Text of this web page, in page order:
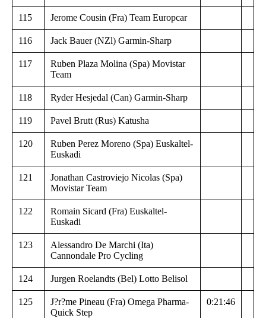
115 Jerome Cousin (Fra) Team Europcar
116 Jack Bauer (NZl) Garmin-Sharp
117
Ruben Plaza Molina (Spa) Movistar
Team
118 Ryder Hesjedal (Can) Garmin-Sharp
119 Pavel Brutt (Rus) Katusha
120
Ruben Perez Moreno (Spa) Euskaltel-
Euskadi
121
Jonathan Castroviejo Nicolas (Spa)
Movistar Team
122
Romain Sicard (Fra) Euskaltel-
Euskadi
123
Alessandro De Marchi (Ita)
Cannondale Pro Cycling
124 Jurgen Roelandts (Bel) Lotto Belisol
125
J?r?me Pineau (Fra) Omega Pharma-
Quick Step
0:21:46